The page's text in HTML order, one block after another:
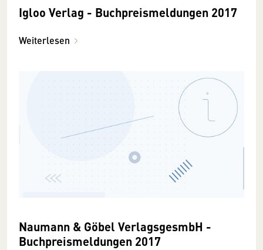
Igloo Verlag - Buchpreismeldungen 2017
Weiterlesen
Naumann & Göbel VerlagsgesmbH -
Buchpreismeldungen 2017